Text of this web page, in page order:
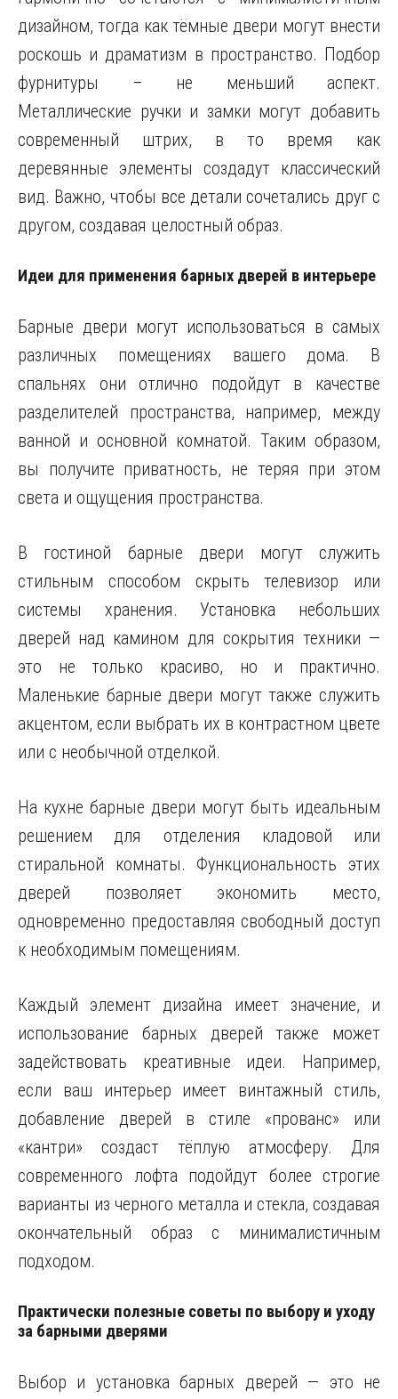
дизайном, тогда как тёмные двери могут внести
роскошь и драматизм в пространство. Подбор
фурнитуры – не меньший аспект.
Металлические ручки и замки могут добавить
современный штрих, в то время как
деревянные элементы создадут классический
вид. Важно, чтобы все детали сочетались друг с
другом, создавая целостный образ.
Идеи для применения барных дверей в интерьере
Барные двери могут использоваться в самых
различных помещениях вашего дома. В
спальнях они отлично подойдут в качестве
разделителей пространства, например, между
ванной и основной комнатой. Таким образом,
вы получите приватность, не теряя при этом
света и ощущения пространства.
В гостиной барные двери могут служить
стильным способом скрыть телевизор или
системы хранения. Установка небольших
дверей над камином для сокрытия техники —
это не только красиво, но и практично.
Маленькие барные двери могут также служить
акцентом, если выбрать их в контрастном цвете
или с необычной отделкой.
На кухне барные двери могут быть идеальным
решением для отделения кладовой или
стиральной комнаты. Функциональность этих
дверей позволяет экономить место,
одновременно предоставляя свободный доступ
к необходимым помещениям.
Каждый элемент дизайна имеет значение, и
использование барных дверей также может
задействовать креативные идеи. Например,
если ваш интерьер имеет винтажный стиль,
добавление дверей в стиле «прованс» или
«кантри» создаст тёплую атмосферу. Для
современного лофта подойдут более строгие
варианты из черного металла и стекла, создавая
окончательный образ с минималистичным
подходом.
Практически полезные советы по выбору и уходу
за барными дверями
Выбор и установка барных дверей — это не